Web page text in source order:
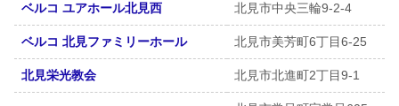
ベルコ ユアホール北見西 北見市中央三輪9-2-4
ベルコ 北見ファミリーホール 北見市美芳町6丁目6-25
北見栄光教会 北見市北進町2丁目9-1